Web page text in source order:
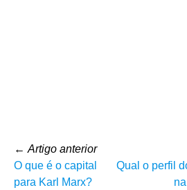
← Artigo anterior
O que é o capital
para Karl Marx?
Qual o perfil